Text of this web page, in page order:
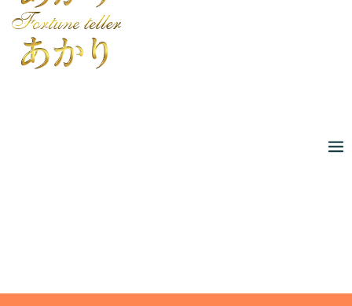
Skip
content